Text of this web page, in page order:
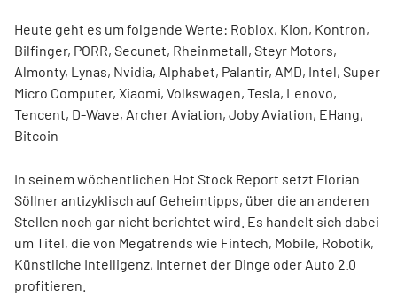
Heute geht es um folgende Werte: Roblox, Kion, Kontron,
Bilfinger, PORR, Secunet, Rheinmetall, Steyr Motors,
Almonty, Lynas, Nvidia, Alphabet, Palantir, AMD, Intel, Super
Micro Computer, Xiaomi, Volkswagen, Tesla, Lenovo,
Tencent, D-Wave, Archer Aviation, Joby Aviation, EHang,
Bitcoin
In seinem wöchentlichen Hot Stock Report setzt Florian
Söllner antizyklisch auf Geheimtipps, über die an anderen
Stellen noch gar nicht berichtet wird. Es handelt sich dabei
um Titel, die von Megatrends wie Fintech, Mobile, Robotik,
Künstliche Intelligenz, Internet der Dinge oder Auto 2.0
profitieren.